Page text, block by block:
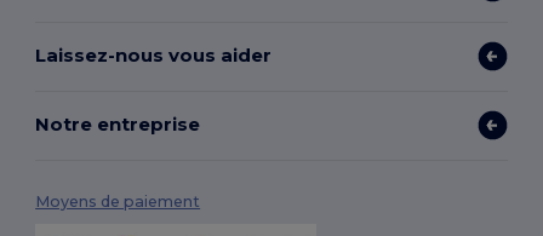
Laissez-nous vous aider
Notre entreprise
Moyens de paiement